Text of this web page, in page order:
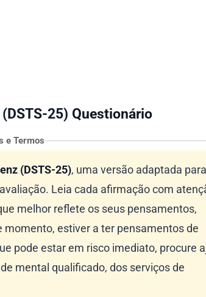
25) Questionário
e Termos
(DSTS-25), uma versão adaptada
Leia cada afirmação com
melhor reflete os seus pensamentos,
estiver a ter pensamentos de
pode estar em risco imediato, procure
mental qualificado, dos serviços de